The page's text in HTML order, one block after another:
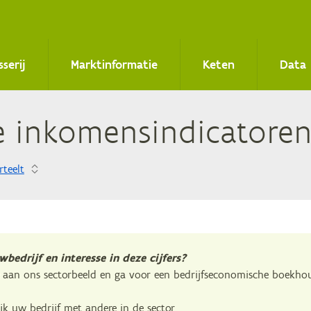
Marktinformatie Keten Data
en interesse in deze cijfers?
aan ons sectorbeeld en ga voor een bedrijfseconomische
uw bedrijf met andere in de sector